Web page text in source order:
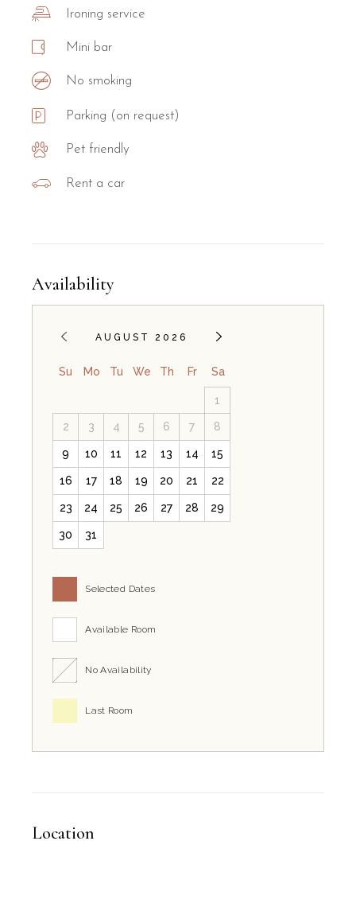
Ironing service
Mini bar
No smoking
Parking (on request)
Pet friendly
Rent a car
Availability
AUGUST 2026
Su Mo Tu We Th Fr Sa
1
2 3 4 5 6 7 8
9 10 11 12 13 14 15
16 17 18 19 20 21 22
23 24 25 26 27 28 29
30 31
Selected Dates
Available Room
No Availability
Last Room
Location